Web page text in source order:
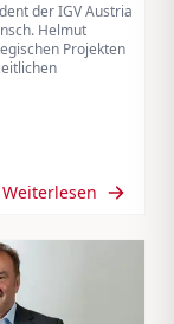
der IGV Austria
Helmut
Projekten
Weiterlesen